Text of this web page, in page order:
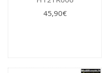
45,90€